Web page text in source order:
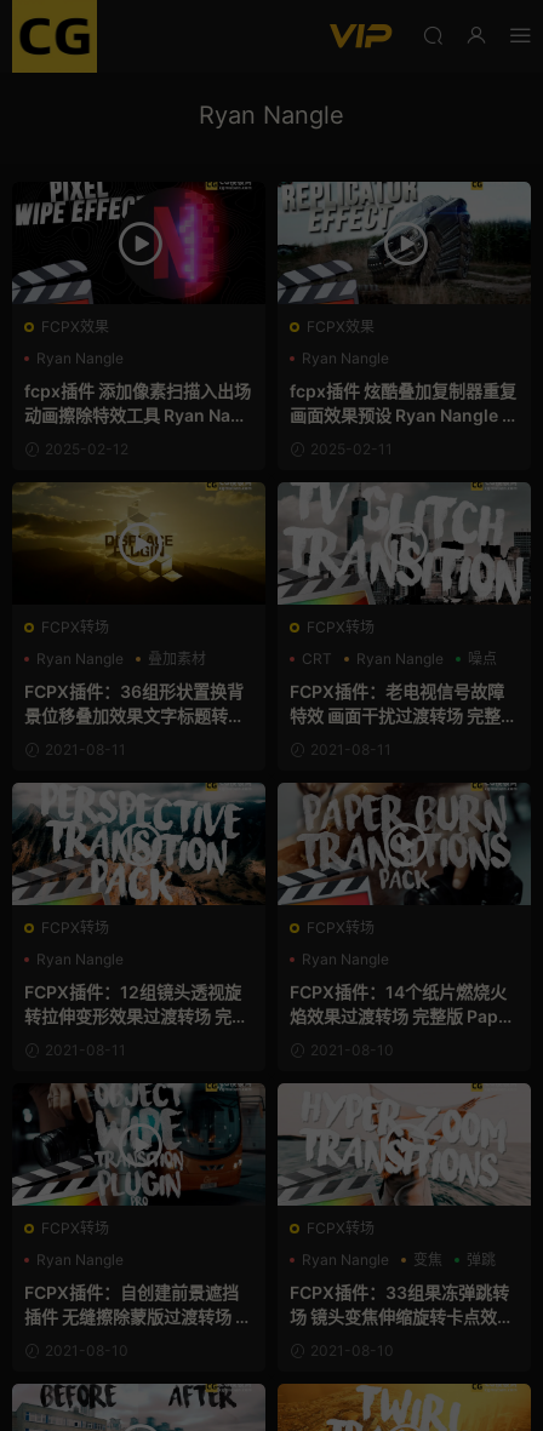
Ryan Nangle
FCPX效果
Ryan Nangle
支持Intel+M芯片
故障特效
fcpx插件 添加像素扫描入出场
动画擦除特效工具 Ryan Nang
le Pixel Scan
2025-02-12
FCPX效果
Ryan Nangle
支持Intel+M芯片
特效
fcpx插件 炫酷叠加复制器重复
画面效果预设 Ryan Nangle R
eplicator
2025-02-11
FCPX转场
Ryan Nangle
叠加素材
支持Intel+M芯片
FCPX插件：36组形状置换背
景位移叠加效果文字标题转场
预设 带音效 完整版 Displace
Title
2021-08-11
FCPX转场
CRT
Ryan Nangle 噪点
FCPX插件：老电视信号故障
特效 画面干扰过渡转场 完整版
TV Glitch Transition Pack
2021-08-11
FCPX转场
Ryan Nangle
支持Intel+M芯片
转场模板
FCPX插件：12组镜头透视旋
转拉伸变形效果过渡转场 完整
版 Perspective Transition
2021-08-11
FCPX转场
Ryan Nangle
支持Intel+M芯片
游戏风
FCPX插件：14个纸片燃烧火
焰效果过渡转场 完整版 Paper
Burn Transition
2021-08-10
FCPX转场
Ryan Nangle
支持Intel+M芯片
自媒体模板
FCPX插件：自创建前景遮挡
插件 无缝擦除蒙版过渡转场 网
红VLOG旅拍视频插件 完整版
Object Wipe Transition Pro
2021-08-10
FCPX转场
Ryan Nangle
变焦 弹跳
FCPX插件：33组果冻弹跳转
场 镜头变焦伸缩旋转卡点效果
过渡 完整版 Hyper Zoom Tra
nsitions
2021-08-10